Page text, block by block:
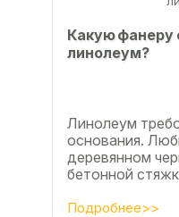
Какую фанеру
линолеум?
Линолеум
основания.
деревянном
бетонной
Подробнее>>